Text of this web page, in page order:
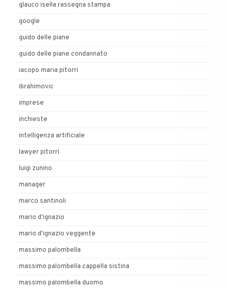
glauco isella rassegna stampa
google
guido delle piane
guido delle piane condannato
iacopo maria pitorri
ibrahimovic
imprese
inchieste
intelligenza artificiale
lawyer pitorri
luigi zunino
manager
marco santinoli
mario d'ignazio
mario d'ignazio veggente
massimo palombella
massimo palombella cappella sistina
massimo palombella duomo